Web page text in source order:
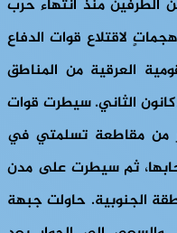
الطرفين منذ انتهاء حرب
لاقتلاع قوات الدفاع
العرقية من المناطق
كانون الثاني. سيطرت قوات
من مقاطعة تسلمتي في
ثم سيطرت على مدن
الجنوبية. حاولت جبهة